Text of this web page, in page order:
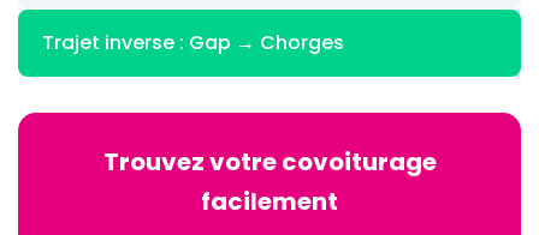
Trajet inverse : Gap → Chorges
Trouvez votre covoiturage
facilement